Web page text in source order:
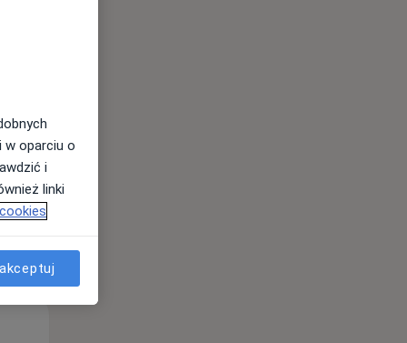
w oparciu o
i
linki